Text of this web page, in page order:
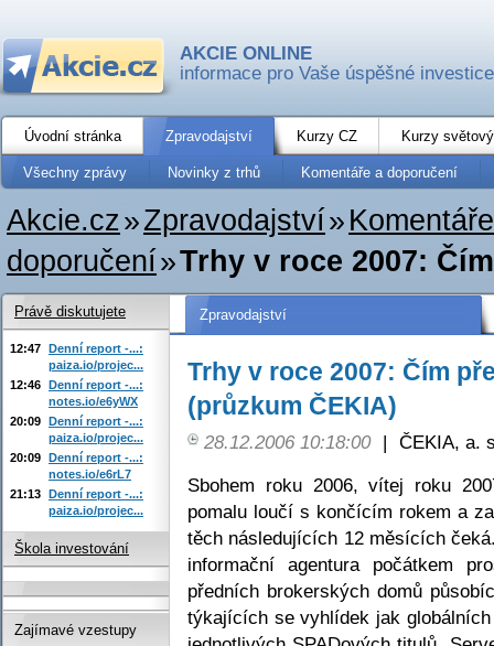
AKCIE ONLINE
informace pro Vaše úspěšné investice
Úvodní stránka Zpravodajství Kurzy CZ Kurzy
Všechny zprávy Novinky z trhů Komentáře a doporučení
Akcie.cz»Zpravodajství»
doporučení»Trhy v roce 2007:
Zpravodajství
Trhy v roce 2007: Čím
(průzkum ČEKIA)
28.12.2006 10:18:00 | ČEKIA, a.
Sbohem roku 2006, vítej roku
pomalu loučí s končícím rokem a
těch následujících 12 měsících
informační agentura počátkem
předních brokerských domů
týkajících se vyhlídek jak
Právě diskutujete
12:47 Denní report -...:
paiza.io/projec...
12:46 Denní report -...:
notes.io/e6yWX
20:09 Denní report -...:
paiza.io/projec...
20:09 Denní report -...:
notes.io/e6rL7
21:13 Denní report -...:
paiza.io/projec...
Škola investování
Zajímavé vzestupy